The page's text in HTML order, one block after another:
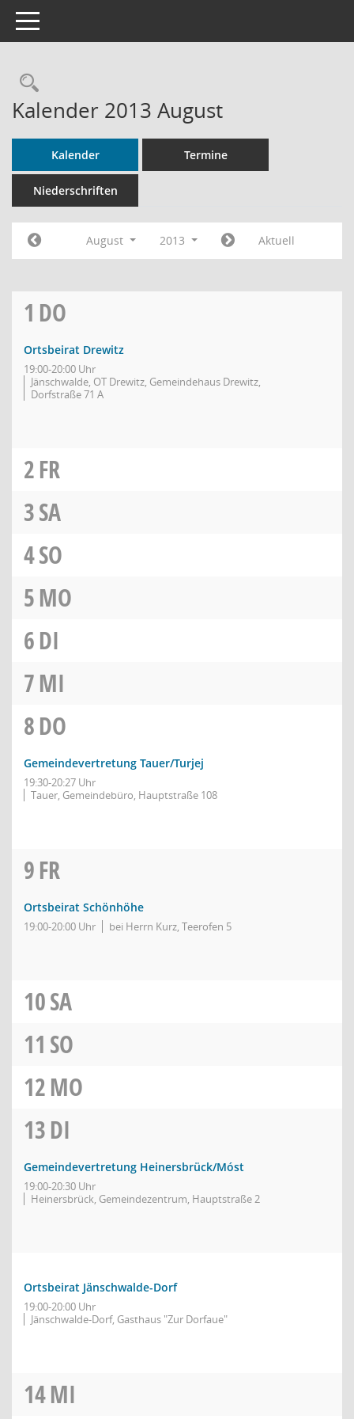
Toggle navigation
Rechercheauswahl
Kalender 2013 August
Kalender Termine
Niederschriften
August 2013 Aktuell
1 DO
Ortsbeirat Drewitz
19:00-20:00 Uhr
Jänschwalde, OT Drewitz, Gemeindehaus Drewitz,
Dorfstraße 71 A
2FR
3SA
4SO
5MO
6DI
7MI
8DO
Gemeindevertretung Tauer/Turjej
19:30-20:27 Uhr
Tauer, Gemeindebüro, Hauptstraße 108
9FR
Ortsbeirat Schönhöhe
19:00-20:00 Uhr bei Herrn Kurz, Teerofen 5
10SA
11 SO
12MO
13DI
Gemeindevertretung Heinersbrück/Móst
19:00-20:30 Uhr
Heinersbrück, Gemeindezentrum, Hauptstraße 2
Ortsbeirat Jänschwalde-Dorf
19:00-20:00 Uhr
Jänschwalde-Dorf, Gasthaus "Zur Dorfaue"
14MI